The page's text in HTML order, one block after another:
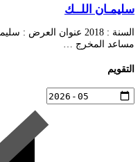
سليمـان اللــك
السنة : 2018 عنوان
مساعد المخرج …
التقويم